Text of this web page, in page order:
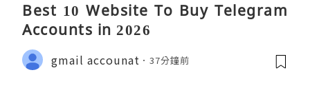
Best 10 Website To Buy Telegram
Accounts in 2026
gmail accounat 37分鐘前